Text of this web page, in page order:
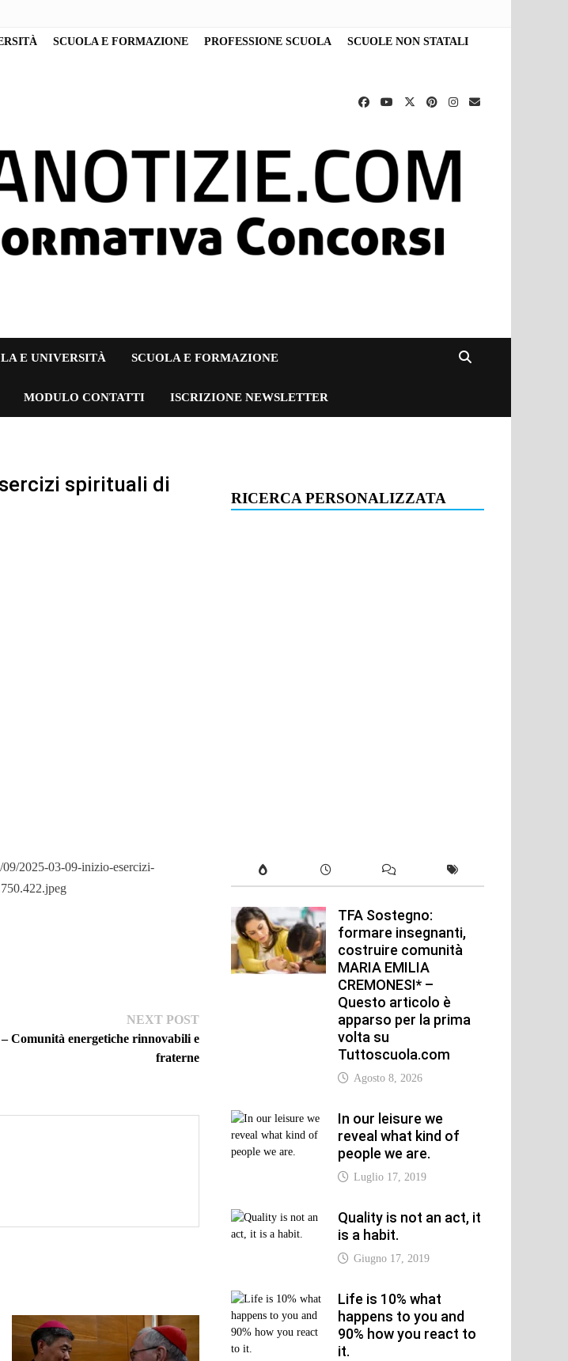
SCUOLA E FORMAZIONE PROFESSIONE SCUOLA SCUOLE NON STATALI
E UNIVERSITÀ SCUOLA E FORMAZIONE
MODULO CONTATTI ISCRIZIONE NEWSLETTER
spirituali di
2025-03-09-inizio-esercizi-
NEXT POSTNext
post:
Comunità energetiche rinnovabili e
fraterne
RICERCA PERSONALIZZATA
TFA Sostegno:
formare insegnanti,
costruire comunità
MARIA EMILIA
CREMONESI* –
Questo articolo è
apparso per la prima
volta su
Tuttoscuola.com
Agosto 8, 2026
In our leisure we
reveal what kind of
people we are.
Luglio 17, 2019
Quality is not an act, it
is a habit.
Giugno 17, 2019
Life is 10% what
happens to you and
90% how you react to
it.